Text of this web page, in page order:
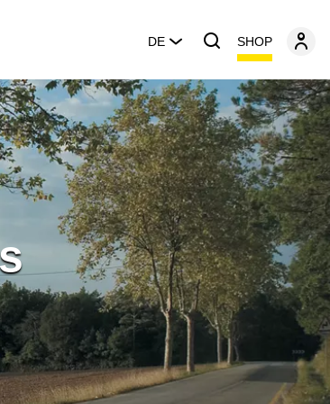
DE SHOP